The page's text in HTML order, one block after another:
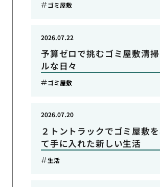
ゴミ屋敷
予算ゼロで挑むゴミ屋敷清
ルな日々
2026.07.22
ゴミ屋敷
２トントラックでゴミ屋敷
て手に入れた新しい生活
2026.07.20
生活